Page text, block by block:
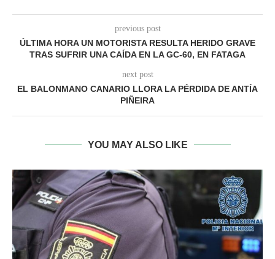
previous post
ÚLTIMA HORA UN MOTORISTA RESULTA HERIDO GRAVE
TRAS SUFRIR UNA CAÍDA EN LA GC-60, EN FATAGA
next post
EL BALONMANO CANARIO LLORA LA PÉRDIDA DE ANTÍA
PIÑEIRA
YOU MAY ALSO LIKE